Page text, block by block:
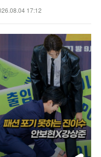
17:12